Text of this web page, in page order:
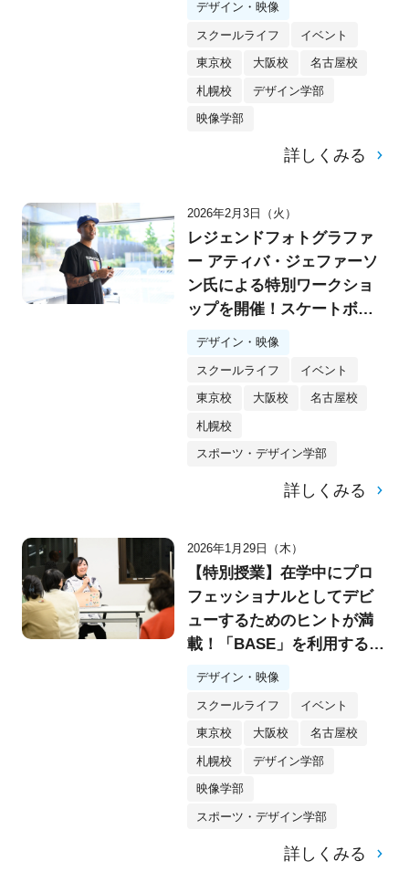
デザイン・映像
スクールライフ イベント
東京校 大阪校 名古屋校
札幌校 デザイン学部
映像学部
詳しくみる
2026年2月3日（火）
レジェンドフォトグラファ
ー アティバ・ジェファーソ
ン氏による特別ワークショ
ップを開催！スケートボー
ドカルチャーの「瞬間を切
は？
デザイン・映像
スクールライフ イベント
東京校 大阪校 名古屋校
札幌校
スポーツ・デザイン学部
詳しくみる
2026年1月29日（木）
【特別授業】在学中にプロ
フェッショナルとしてデビ
ューするためのヒントが満
載！「BASE」を利用するク
リエイター・yukino様特別
デザイン・映像
スクールライフ イベント
東京校 大阪校 名古屋校
札幌校 デザイン学部
映像学部
スポーツ・デザイン学部
詳しくみる